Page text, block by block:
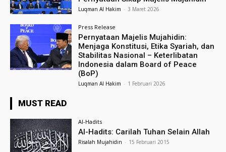
Luqman Al Hakim - 3 Maret 2026
Press Release
Pernyataan Majelis Mujahidin:
Menjaga Konstitusi, Etika Syariah, dan
Stabilitas Nasional – Keterlibatan
Indonesia dalam Board of Peace
(BoP)
Luqman Al Hakim - 1 Februari 2026
MUST READ
Al-Hadits
Al-Hadits: Carilah Tuhan Selain Allah
Risalah Mujahidin - 15 Februari 2015